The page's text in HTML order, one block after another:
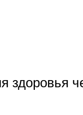
здоровья